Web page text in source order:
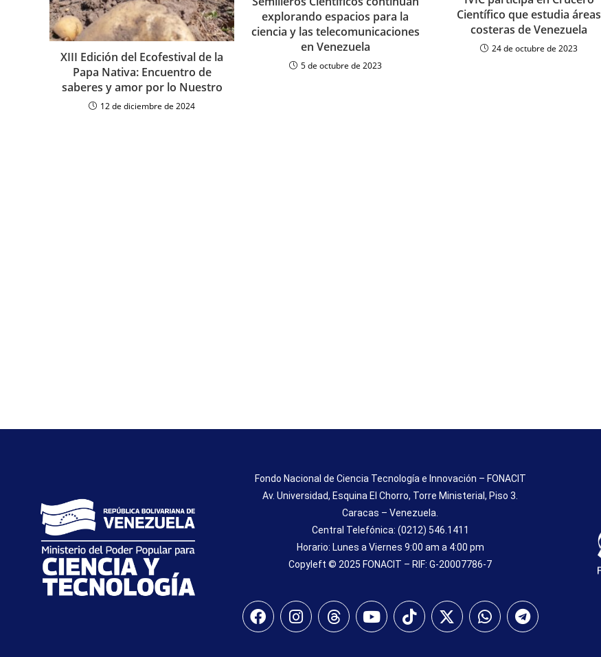
XIII Edición del Ecofestival de la
Papa Nativa: Encuentro de
saberes y amor por lo Nuestro
12 de diciembre de 2024
explorando espacios para la
ciencia y las telecomunicaciones
en Venezuela
5 de octubre de 2023
Científico que estudia áreas
costeras de Venezuela
24 de octubre de 2023
Fondo Nacional de Ciencia Tecnología e Innovación – FONACIT
Av. Universidad, Esquina El Chorro, Torre Ministerial, Piso 3.
Caracas – Venezuela.
Central Telefónica: (0212) 546.1411
Horario: Lunes a Viernes 9:00 am a 4:00 pm
Copyleft © 2025 FONACIT – RIF: G-20007786-7